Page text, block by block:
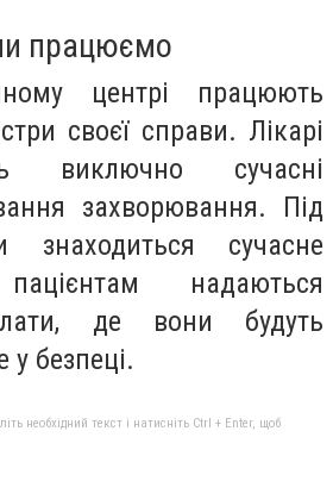
працюємо
центрі працюють
своєї справи. Лікарі
виключно сучасні
захворювання. Під
знаходиться сучасне
надаються
де вони будуть
у безпеці.
необхідний текст і натисніть Ctrl + Enter, щоб